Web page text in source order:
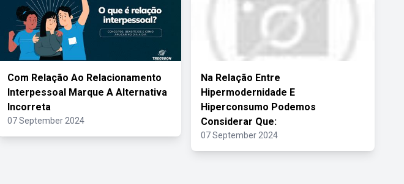
Com Relação Ao Relacionamento
Interpessoal Marque A Alternativa
Incorreta
07 September 2024
Na Relação Entre
Hipermodernidade E
Hiperconsumo Podemos
Considerar Que:
07 September 2024